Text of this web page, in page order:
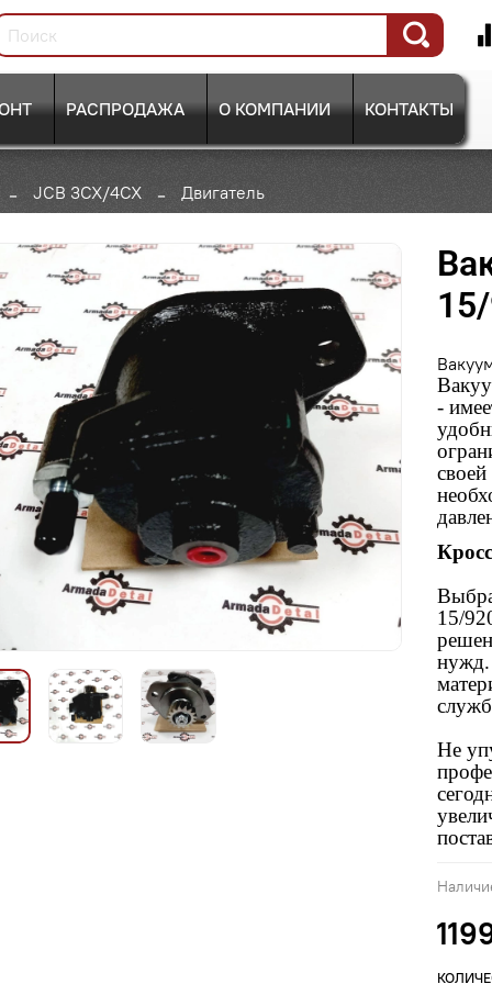
РАСПРОДАЖА О КОМПАНИИ КОНТАКТЫ
JCB 3CX/4CX Двигатель
-
15/
нужд.
Не